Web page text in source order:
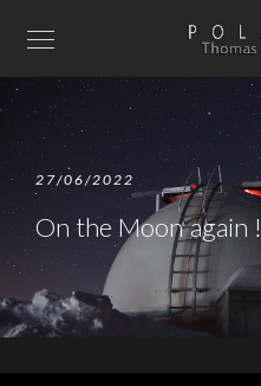
27/06/2022
On the Moon again !